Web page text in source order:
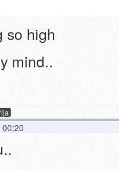
so high
mind..